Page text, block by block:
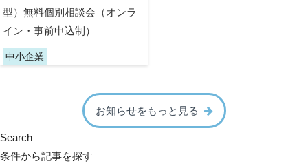
型）無料個別相談会（オンラ
イン・事前申込制）
中小企業
お知らせをもっと見る
Search
条件から記事を探す